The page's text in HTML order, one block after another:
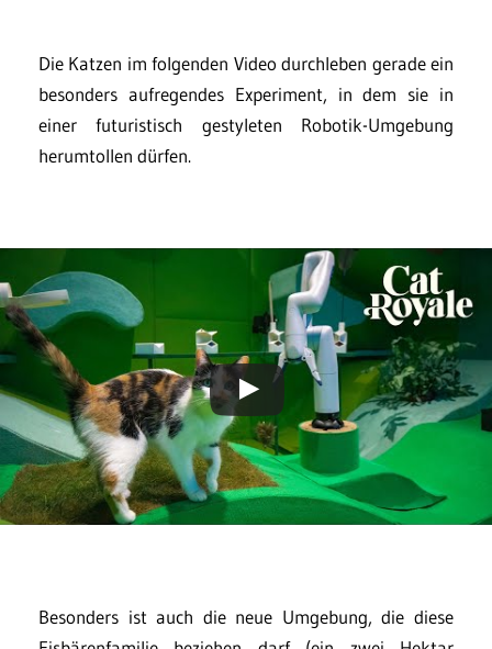
Die Katzen im folgenden Video durchleben gerade ein
besonders aufregendes Experiment, in dem sie in
einer futuristisch gestyleten Robotik-Umgebung
herumtollen dürfen.
Besonders ist auch die neue Umgebung, die diese